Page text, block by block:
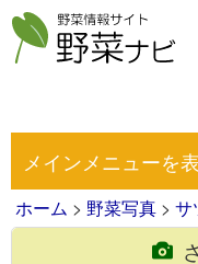
メインメニューを
ホーム > 野菜写真 > サ